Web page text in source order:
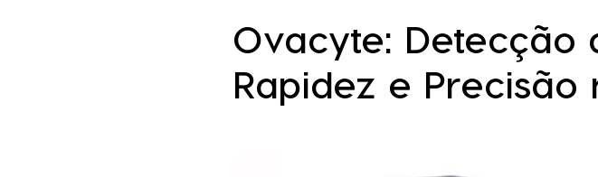
Ovacyte: Detecção
Rapidez e